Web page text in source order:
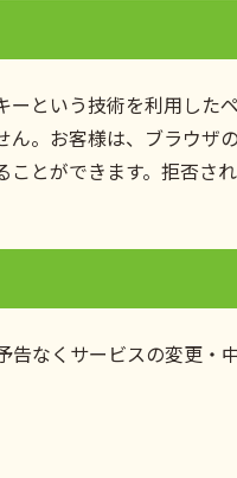
という技術を利用した
。お客様は、ブラウザ
とができます。拒否さ
なくサービスの変更・